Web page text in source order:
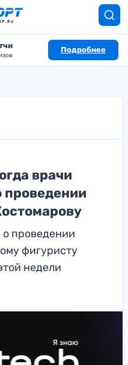
Подробнее
врачи
проведении
проведении
фигуристу
недели